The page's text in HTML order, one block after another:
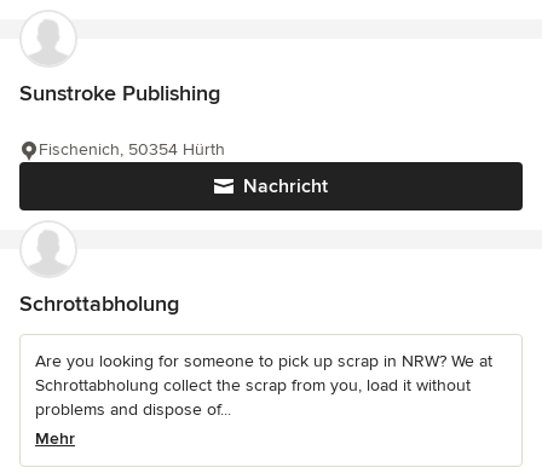
Sunstroke Publishing
Nachricht
Fischenich, 50354 Hürth
Schrottabholung
Are you looking for someone to pick up scrap in NRW? We at
Schrottabholung collect the scrap from you, load it without
problems and dispose of...
Mehr